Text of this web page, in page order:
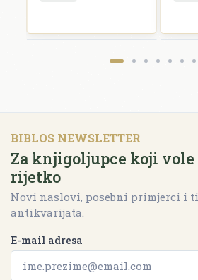
BIBLOS NEWSLETTER
Za knjigoljupce koji
rijetko
Novi naslovi, posebni primjerci i
antikvarijata.
E-mail adresa